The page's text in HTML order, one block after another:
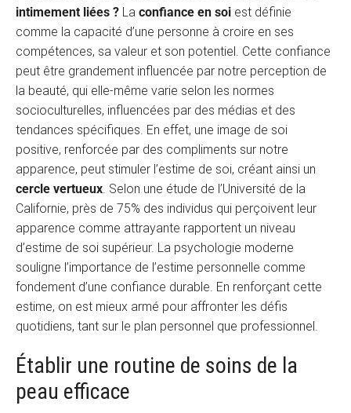
intimement liées ? La confiance en soi est définie
comme la capacité d’une personne à croire en ses
compétences, sa valeur et son potentiel. Cette confiance
peut être grandement influencée par notre perception de
la beauté, qui elle-même varie selon les normes
socioculturelles, influencées par des médias et des
tendances spécifiques. En effet, une image de soi
positive, renforcée par des compliments sur notre
apparence, peut stimuler l’estime de soi, créant ainsi un
cercle vertueux. Selon une étude de l’Université de la
Californie, près de 75% des individus qui perçoivent leur
apparence comme attrayante rapportent un niveau
d’estime de soi supérieur. La psychologie moderne
souligne l’importance de l’estime personnelle comme
fondement d’une confiance durable. En renforçant cette
estime, on est mieux armé pour affronter les défis
quotidiens, tant sur le plan personnel que professionnel.
Établir une routine de soins de la
peau efficace